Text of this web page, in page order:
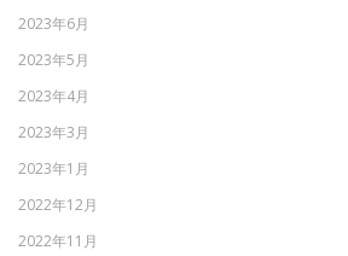
2023年6月
2023年5月
2023年4月
2023年3月
2023年1月
2022年12月
2022年11月